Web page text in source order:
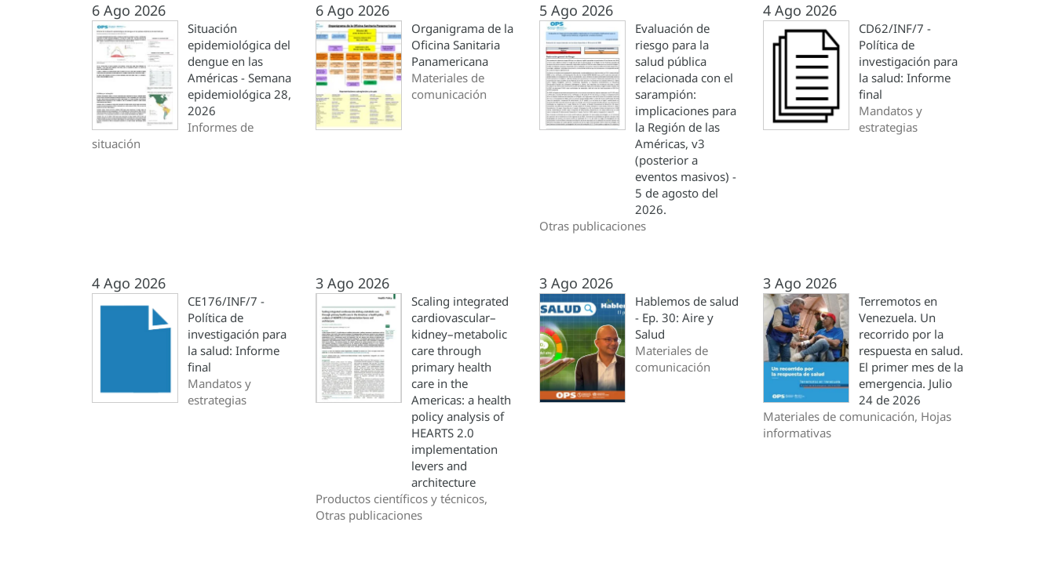
6 Ago 2026
Situación
epidemiológica del
dengue en las
Américas - Semana
epidemiológica 28,
2026
Informes de
situación
6 Ago 2026
Organigrama de la
Oficina Sanitaria
Panamericana
Materiales de
comunicación
5 Ago 2026
Evaluación de
riesgo para la
salud pública
relacionada con el
sarampión:
implicaciones para
la Región de las
Américas, v3
(posterior a
eventos masivos) -
5 de agosto del
2026.
Otras publicaciones
4 Ago 2026
CD62/INF/7 -
Política de
investigación para
la salud: Informe
final
Mandatos y
estrategias
4 Ago 2026
CE176/INF/7 -
Política de
investigación para
la salud: Informe
final
Mandatos y
estrategias
3 Ago 2026
Scaling integrated
cardiovascular–
kidney–metabolic
care through
primary health
care in the
Americas: a health
policy analysis of
HEARTS 2.0
implementation
levers and
architecture
Productos científicos y técnicos,
Otras publicaciones
3 Ago 2026
Hablemos de salud
- Ep. 30: Aire y
Salud
Materiales de
comunicación
3 Ago 2026
Terremotos en
Venezuela. Un
recorrido por la
respuesta en salud.
El primer mes de la
emergencia. Julio
24 de 2026
Materiales de comunicación, Hojas
informativas